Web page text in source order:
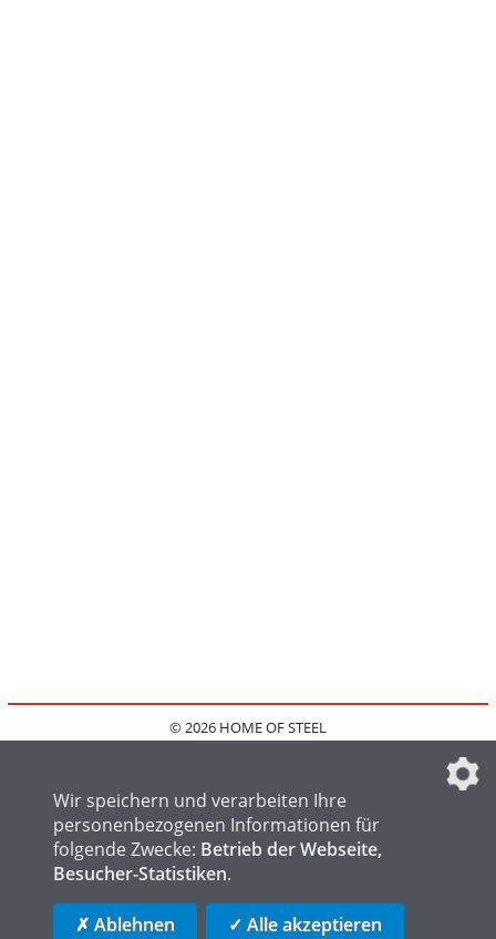
© 2026 HOME OF STEEL
IMPRESSUM
FAQ
DATENSCHUTZEINSTELLUNGEN
HOME OF LOGISTICS
Wir speichern und verarbeiten Ihre
personenbezogenen Informationen für
folgende Zwecke: Betrieb der Webseite,
Besucher-Statistiken.
✗ Ablehnen ✓ Alle akzeptieren